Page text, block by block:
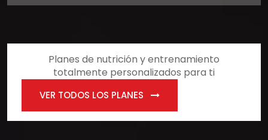
Planes de nutrición y entrenamiento
totalmente personalizados para ti
VER TODOS LOS PLANES